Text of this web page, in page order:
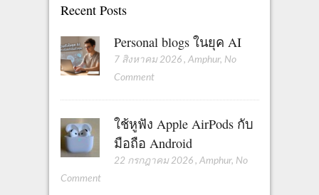
a
t
i
o
n
Recent Posts
Personal blogs ในยุค AI
7 สิงหาคม 2026 , Amphur, No
Comment
ใช้หูฟัง Apple AirPods กับ
มือถือ Android
22 กรกฎาคม 2026 , Amphur, No
Comment